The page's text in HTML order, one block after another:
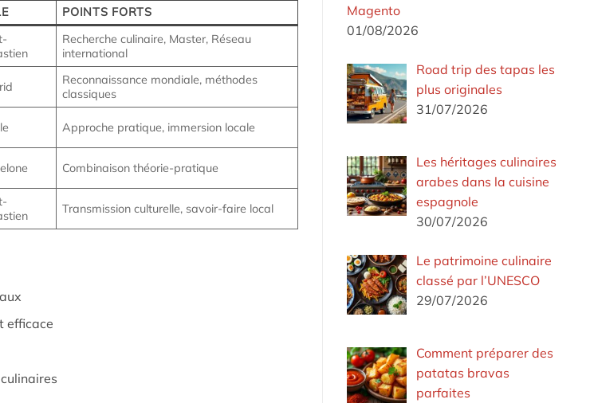
POINTS FORTS
Recherche culinaire, Master, Réseau
international
Reconnaissance mondiale, méthodes
classiques
Approche pratique, immersion locale
Combinaison théorie-pratique
Transmission culturelle, savoir-faire local
efficace
Magento
01/08/2026
Road trip des tapas les
plus originales
31/07/2026
Les héritages culinaires
arabes dans la cuisine
espagnole
30/07/2026
Le patrimoine culinaire
classé par l’UNESCO
29/07/2026
Comment préparer des
patatas bravas
parfaites